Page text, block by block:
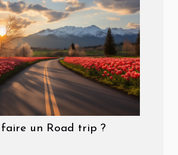
un Road trip ?